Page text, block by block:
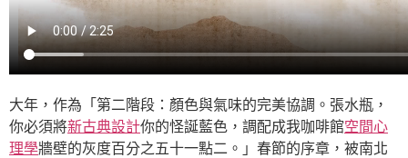
大年，作為「第二階段：顏色與氣味的完美協調。張水瓶，
你必須將新古典設計你的怪誕藍色，調配成我咖啡館空間心
理學牆壁的灰度百分之五十一點二。」春節的序章，被南北